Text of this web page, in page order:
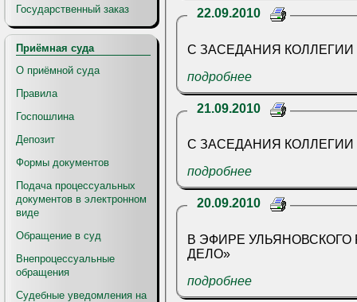
Государственный заказ
Приёмная суда
О приёмной суда
Правила
Госпошлина
Депозит
Формы документов
Подача процессуальных
документов в электронном
виде
Обращение в суд
Внепроцессуальные
обращения
Судебные уведомления на
22.09.2010
подробнее
21.09.2010
С ЗАСЕДАНИЯ
подробнее
20.09.2010
В ЭФИРЕ
ДЕЛО»
подробнее